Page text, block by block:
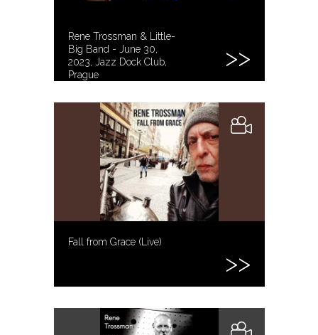
Rene Trossman & Little-
Big Band - June 30,
2023, Jazz Dock Club,
Prague
Fall from Grace (Live)